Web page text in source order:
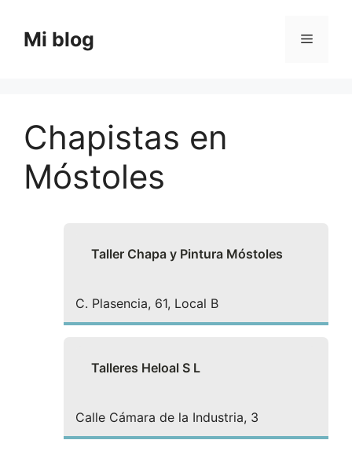
contenido
Mi blog Menú
Chapistas en
Móstoles
Taller Chapa y Pintura Móstoles
C. Plasencia, 61, Local B
Talleres Heloal S L
Calle Cámara de la Industria, 3